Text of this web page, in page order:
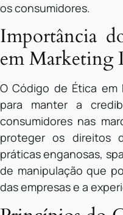
os consumidores.
Importância
em Marketing
O Código de Ética em
para manter a
consumidores nas
proteger os direitos
práticas enganosas,
de manipulação que
das empresas e a